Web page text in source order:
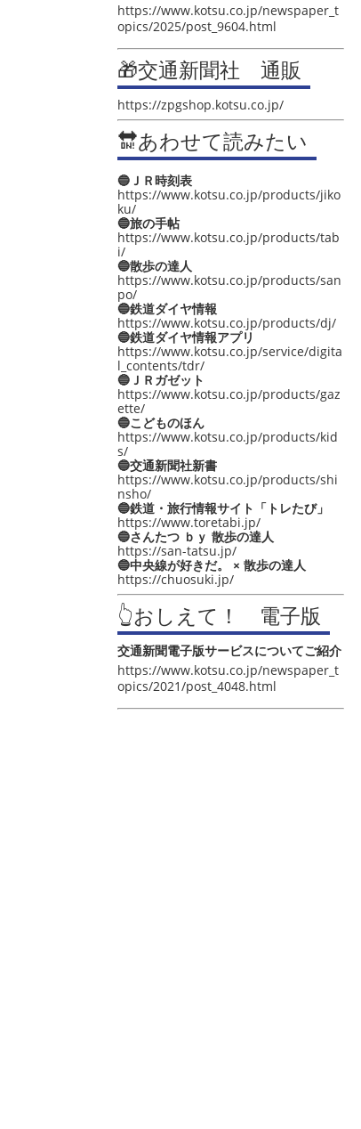
https://www.kotsu.co.jp/newspaper_t
opics/2025/post_9604.html
🎁交通新聞社 通販
https://zpgshop.kotsu.co.jp/
🔛あわせて読みたい
🔵ＪＲ時刻表
https://www.kotsu.co.jp/products/jiko
ku/
🔵旅の手帖
https://www.kotsu.co.jp/products/tab
i/
🔵散歩の達人
https://www.kotsu.co.jp/products/san
po/
🔵鉄道ダイヤ情報
https://www.kotsu.co.jp/products/dj/
🔵鉄道ダイヤ情報アプリ
https://www.kotsu.co.jp/service/digita
l_contents/tdr/
🔵ＪＲガゼット
https://www.kotsu.co.jp/products/gaz
ette/
🔵こどものほん
https://www.kotsu.co.jp/products/kid
s/
🔵交通新聞社新書
https://www.kotsu.co.jp/products/shi
nsho/
🔵鉄道・旅行情報サイト「トレたび」
https://www.toretabi.jp/
🔵さんたつ ｂｙ 散歩の達人
https://san-tatsu.jp/
🔵中央線が好きだ。 × 散歩の達人
https://chuosuki.jp/
👆おしえて！ 電子版
交通新聞電子版サービスについてご紹介
https://www.kotsu.co.jp/newspaper_t
opics/2021/post_4048.html